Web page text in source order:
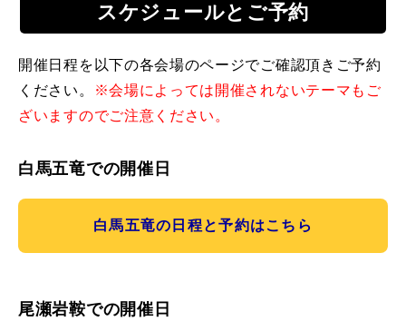
スケジュールとご予約
開催日程を以下の各会場のページでご確認頂きご予約
ください。
※会場によっては開催されないテーマもご
ざいますのでご注意ください。
白馬五竜での開催日
白馬五竜の日程と予約はこちら
尾瀬岩鞍での開催日